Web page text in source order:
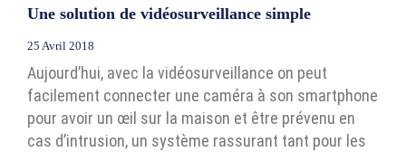
Une solution de vidéosurveillance simple
25 Avril 2018
Aujourd’hui, avec la vidéosurveillance on peut
facilement connecter une caméra à son smartphone
pour avoir un œil sur la maison et être prévenu en
cas d’intrusion, un système rassurant tant pour les